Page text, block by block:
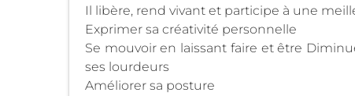
Il libère, rend vivant et participe à une
Exprimer sa créativité personnelle
Se mouvoir en laissant faire et être
ses lourdeurs
Améliorer sa posture